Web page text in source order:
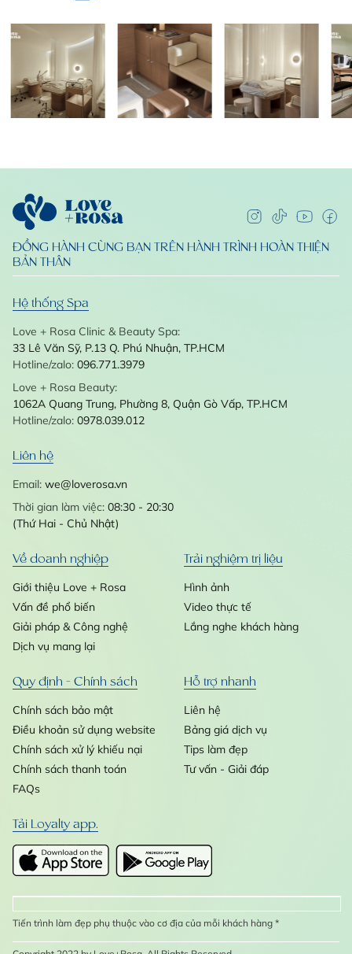
ĐỒNG HÀNH CÙNG BẠN TRÊN HÀNH TRÌNH HOÀN THIỆN
BẢN THÂN
Hệ thống Spa
Love + Rosa Clinic & Beauty Spa:
33 Lê Văn Sỹ, P.13 Q. Phú Nhuận, TP.HCM
Hotline/zalo: 096.771.3979
Love + Rosa Beauty:
1062A Quang Trung, Phường 8, Quận Gò Vấp, TP.HCM
Hotline/zalo: 0978.039.012
Liên hệ
Email: we@loverosa.vn
Thời gian làm việc: 08:30 - 20:30
(Thứ Hai - Chủ Nhật)
Về doanh nghiệp
Giới thiệu Love + Rosa
Vấn đề phổ biến
Giải pháp & Công nghệ
Dịch vụ mang lại
Trải nghiệm trị liệu
Hình ảnh
Video thực tế
Lắng nghe khách hàng
Quy định - Chính sách
Chính sách bảo mật
Điều khoản sử dụng website
Chính sách xử lý khiếu nại
Chính sách thanh toán
FAQs
Hỗ trợ nhanh
Liên hệ
Bảng giá dịch vụ
Tips làm đẹp
Tư vấn - Giải đáp
Tải Loyalty app.
Tiến trình làm đẹp phụ thuộc vào cơ địa của mỗi khách hàng *